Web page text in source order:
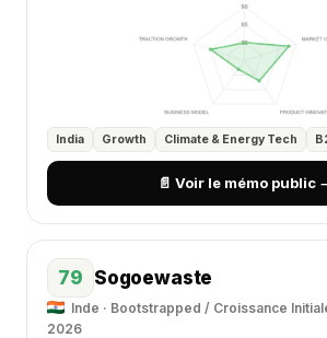
India Growth Climate & Energy Tech
📄 Voir le mémo public
79 Sogoewaste
Inde · Bootstrapped / Croissance
2026